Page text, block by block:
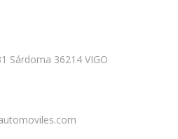
Sárdoma 36214 VIGO